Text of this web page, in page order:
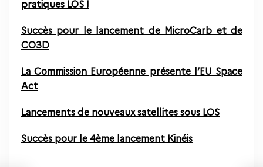
pratiques LOS !
Succès pour le lancement de MicroCarb et de
CO3D
La Commission Européenne présente l’EU Space
Act
Lancements de nouveaux satellites sous LOS
Succès pour le 4ème lancement Kinéis